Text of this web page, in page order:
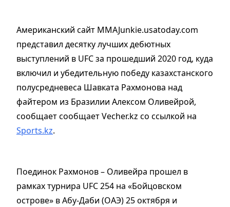
Американский сайт MMAJunkie.usatoday.com
представил десятку лучших дебютных
выступлений в UFC за прошедший 2020 год, куда
включил и убедительную победу казахстанского
полусредневеса Шавката Рахмонова над
файтером из Бразилии Алексом Оливейрой,
сообщает сообщает Vecher.kz со ссылкой на
Sports.kz.
Поединок Рахмонов – Оливейра прошел в
рамках турнира UFC 254 на «Бойцовском
острове» в Абу-Даби (ОАЭ) 25 октября и